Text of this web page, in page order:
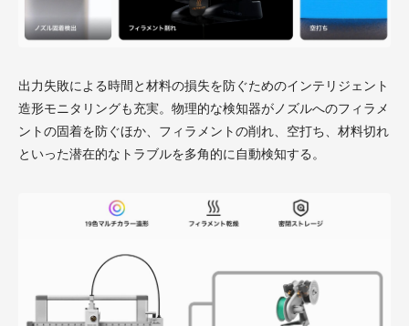
出力失敗による時間と材料の損失を防ぐためのインテリジェント
造形モニタリングも充実。物理的な検知器がノズルへのフィラメ
ントの固着を防ぐほか、フィラメントの削れ、空打ち、材料切れ
といった潜在的なトラブルを多角的に自動検知する。